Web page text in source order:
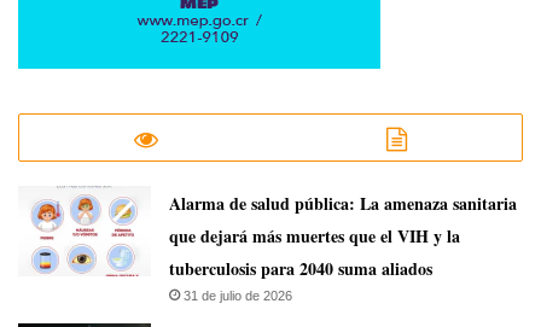
​Alarma de salud pública: La amenaza sanitaria
que dejará más muertes que el VIH y la
tuberculosis para 2040 suma aliados
31 de julio de 2026